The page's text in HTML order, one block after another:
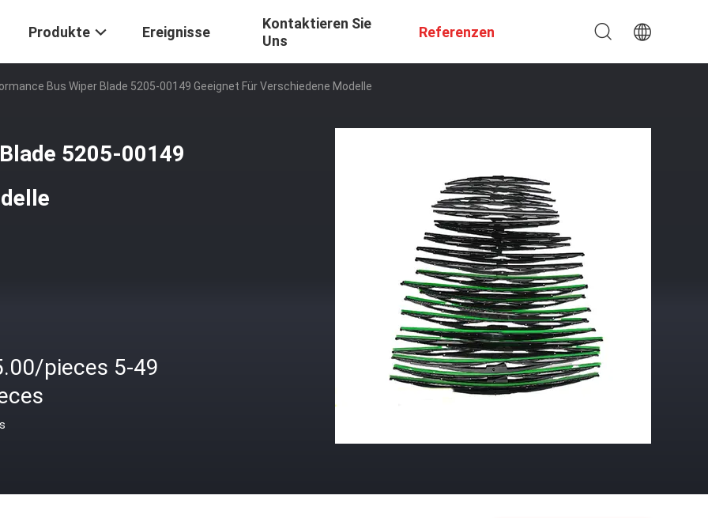
Produkte Ereignisse
Kontaktieren Sie
Uns
Referenzen
Bus Wiper Blade 5205-00149 Geeignet Für Verschiedene Modelle
5205-00149
pieces 5-49